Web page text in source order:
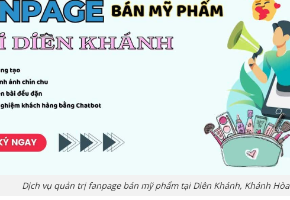
Dịch vụ quản trị fanpage bán mỹ phẩm tại Diên Khánh, Khánh Hòa